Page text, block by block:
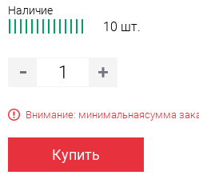
Наличие
10 шт.
Внимание: минимальнаясумма
Купить